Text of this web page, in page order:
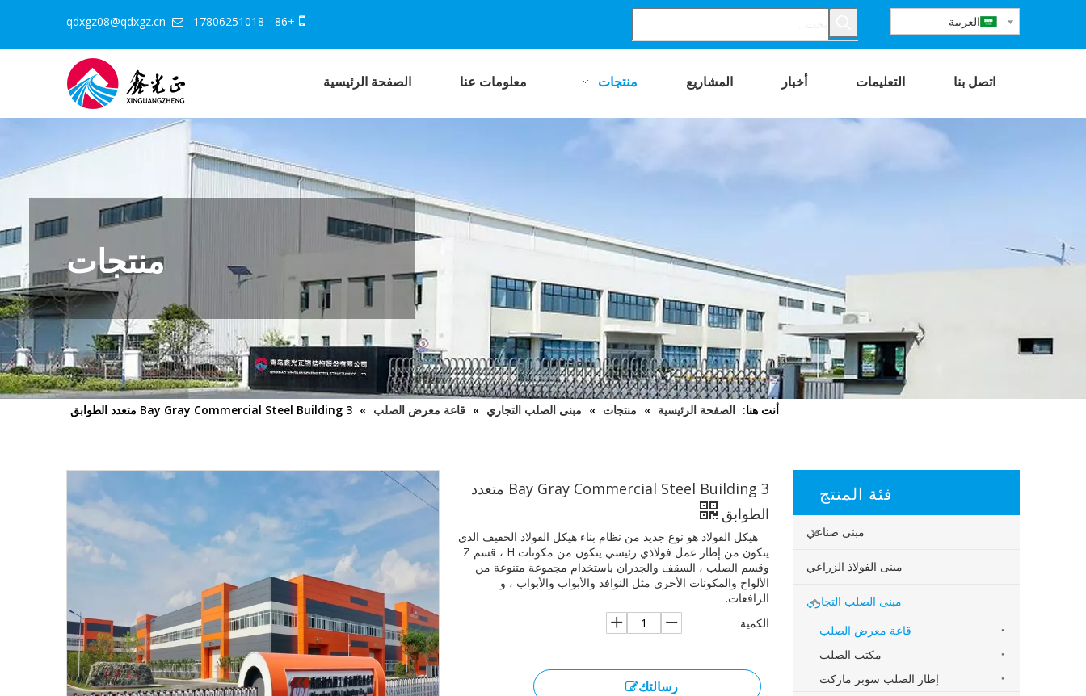

+86 - 17806251018

qdxgz08@qdxgz.cn العربية
اتصل بنا التعليمات أخبار المشاريع منتجات معلومات عنا الصفحة الرئيسية
منتجات
أنت هنا: الصفحة الرئيسية » منتجات » مبنى الصلب التجاري » قاعة معرض الصلب » 3 Bay Gray Commercial Steel Building متعدد الطوابق
3 Bay Gray Commercial Steel Building متعدد
الطوابق
هيكل الفولاذ هو نوع جديد من نظام بناء هيكل الفولاذ الخفيف الذي
يتكون من إطار عمل فولاذي رئيسي يتكون من مكونات H ، قسم Z
وقسم الصلب ، السقف والجدران باستخدام مجموعة متنوعة من
الألواح والمكونات الأخرى مثل النوافذ والأبواب والأبواب ، و
الرافعات.
الكمية:
رسالتك
فئة المنتج
مبنى صناعي
مبنى الفولاذ الزراعي
مبنى الصلب التجاري
قاعة معرض الصلب
مكتب الصلب
إطار الصلب سوبر ماركت